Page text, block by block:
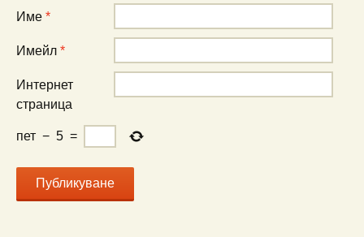
Име *
Имейл *
Интернет
страница
пет − 5 =